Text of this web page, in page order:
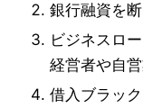
銀行融資を
ビジネスロ
経営者や自
借入ブラッ